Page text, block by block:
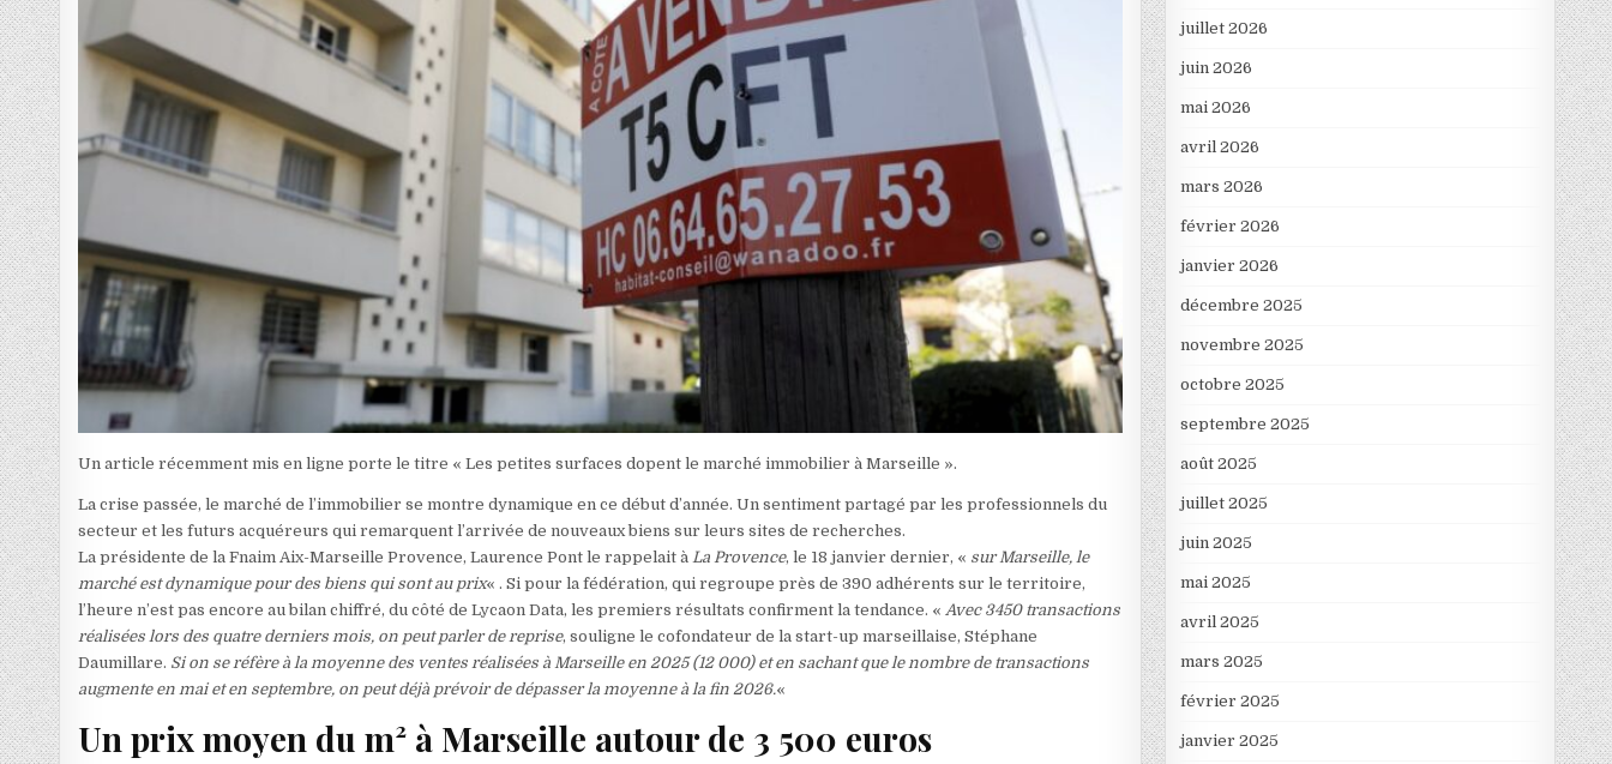
Un article récemment mis en ligne porte le titre « Les petites surfaces dopent le marché immobilier à Marseille ».
La crise passée, le marché de l’immobilier se montre dynamique en ce début d’année. Un sentiment partagé par les professionnels du
secteur et les futurs acquéreurs qui remarquent l’arrivée de nouveaux biens sur leurs sites de recherches.
La présidente de la Fnaim Aix-Marseille Provence, Laurence Pont le rappelait à La Provence, le 18 janvier dernier, « sur Marseille, le
marché est dynamique pour des biens qui sont au prix« . Si pour la fédération, qui regroupe près de 390 adhérents sur le territoire,
l’heure n’est pas encore au bilan chiffré, du côté de Lycaon Data, les premiers résultats confirment la tendance. « Avec 3450 transactions
réalisées lors des quatre derniers mois, on peut parler de reprise, souligne le cofondateur de la start-up marseillaise, Stéphane
Daumillare. Si on se réfère à la moyenne des ventes réalisées à Marseille en 2025 (12 000) et en sachant que le nombre de transactions
augmente en mai et en septembre, on peut déjà prévoir de dépasser la moyenne à la fin 2026.«
Un prix moyen du m² à Marseille autour de 3 500 euros
juillet 2026
juin 2026
mai 2026
avril 2026
mars 2026
février 2026
janvier 2026
décembre 2025
novembre 2025
octobre 2025
septembre 2025
août 2025
juillet 2025
juin 2025
mai 2025
avril 2025
mars 2025
février 2025
janvier 2025